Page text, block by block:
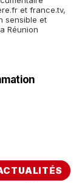
et france.tv,
sensible et
Réunion